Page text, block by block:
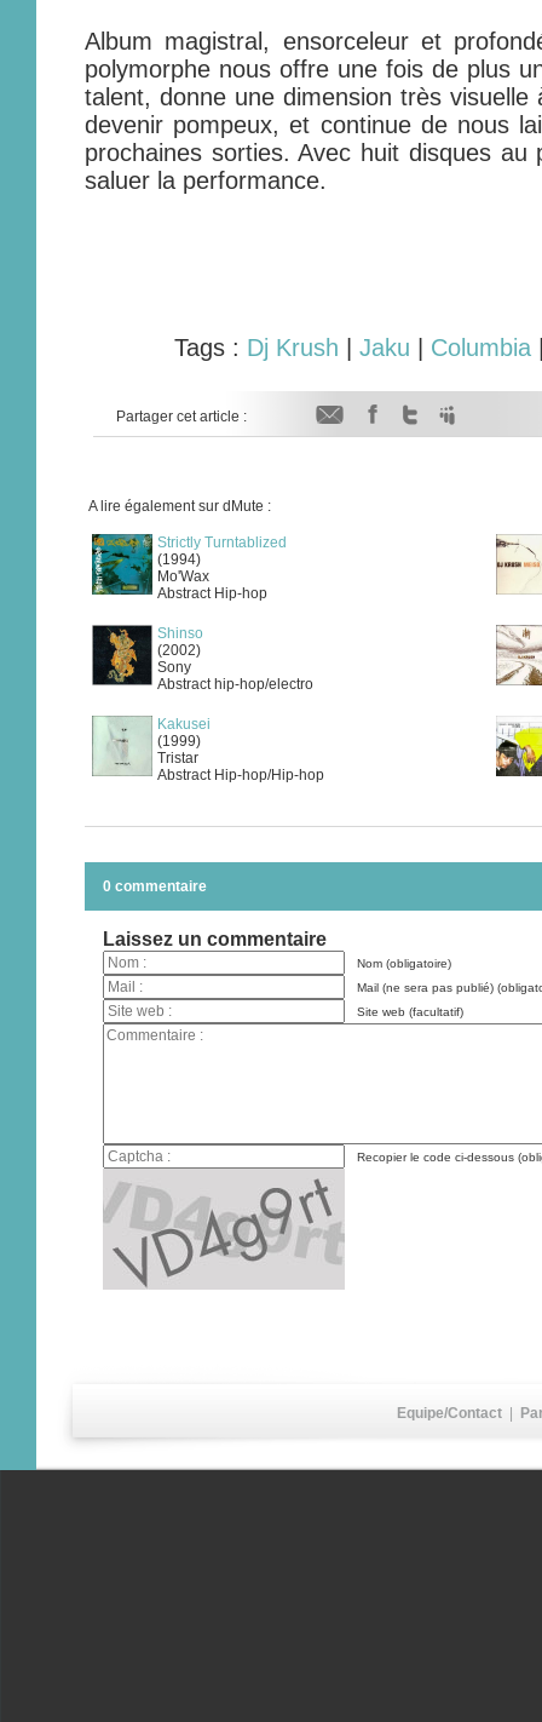
Album magistral, ensorceleur et
polymorphe nous offre une fois de plus
talent, donne une dimension très visuelle
devenir pompeux, et continue de nous
prochaines sorties. Avec huit disques
saluer la performance.
Tags : Dj Krush Jaku Columbia
Partager cet article :
A lire également sur dMute :
Strictly Turntablized
(1994)
Mo'Wax
Abstract Hip-hop
Shinso
(2002)
Sony
Abstract hip-hop/electro
Kakusei
(1999)
Tristar
Abstract Hip-hop/Hip-hop
0 commentaire
Laissez un commentaire
Nom (obligatoire)
Mail (ne sera pas publié)
Site web (facultatif)
Recopier le code ci-dessous
Equipe/Contact